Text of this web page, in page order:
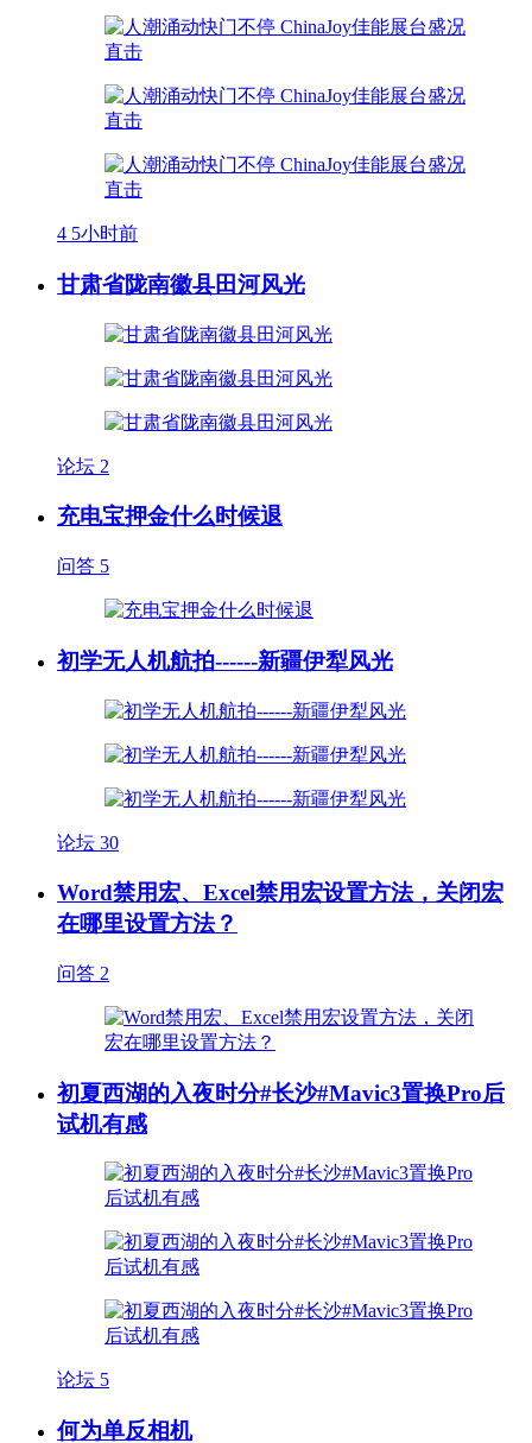
4 5小时前
甘肃省陇南徽县田河风光
论坛 2
充电宝押金什么时候退
问答 5
初学无人机航拍------新疆伊犁风光
论坛 30
Word禁用宏、Excel禁用宏设置方法，关闭宏
在哪里设置方法？
问答 2
初夏西湖的入夜时分#长沙#Mavic3置换Pro后
试机有感
论坛 5
何为单反相机